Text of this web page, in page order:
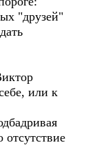
"друзей"
или к